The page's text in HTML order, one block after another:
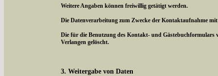
Weitere Angaben können freiwillig getätigt werden.
Die Datenverarbeitung zum Zwecke der Kontaktaufnahme
Die für die Benutzung des Kontakt- und Gästebuchformulars
Verlangen gelöscht.
3. Weitergabe von Daten